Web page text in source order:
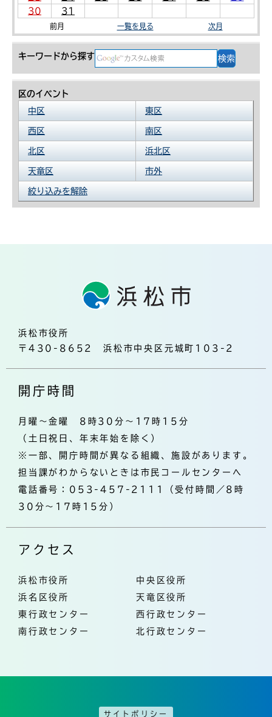
30
31
前月 一覧を見る 次月
キーワードから探す
区のイベント
中区
東区
西区 南区
北区 浜北区
天竜区 市外
絞り込みを解除
浜松市役所
〒430-8652 浜松市中央区元城町103-2
開庁時間
月曜～金曜 8時30分～17時15分
（土日祝日、年末年始を除く）
※一部、開庁時間が異なる組織、施設があります。
担当課がわからないときは市民コールセンターへ
電話番号：053-457-2111（受付時間／8時
30分～17時15分）
アクセス
浜松市役所
中央区役所
浜名区役所
天竜区役所
東行政センター
西行政センター
南行政センター
北行政センター
サイトポリシー